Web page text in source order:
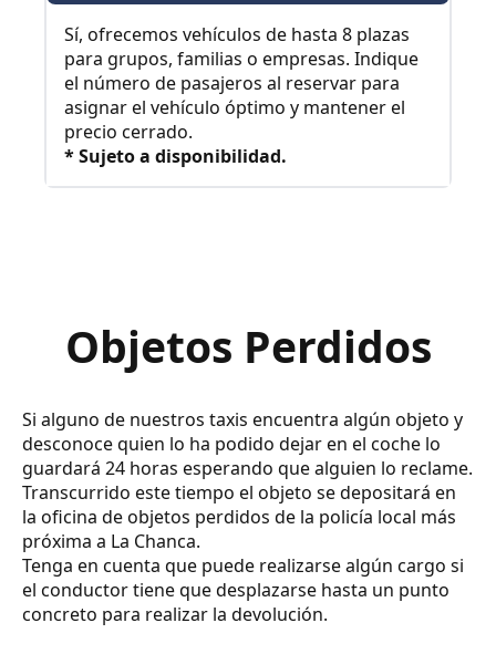
Sí, ofrecemos vehículos de hasta 8 plazas
para grupos, familias o empresas. Indique
el número de pasajeros al reservar para
asignar el vehículo óptimo y mantener el
precio cerrado.
* Sujeto a disponibilidad.
Objetos Perdidos
Si alguno de nuestros taxis encuentra algún objeto y
desconoce quien lo ha podido dejar en el coche lo
guardará 24 horas esperando que alguien lo reclame.
Transcurrido este tiempo el objeto se depositará en
la oficina de objetos perdidos de la policía local más
próxima a La Chanca.
Tenga en cuenta que puede realizarse algún cargo si
el conductor tiene que desplazarse hasta un punto
concreto para realizar la devolución.